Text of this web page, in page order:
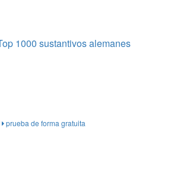
1000 sustantivos alemanes
prueba de forma gratuita